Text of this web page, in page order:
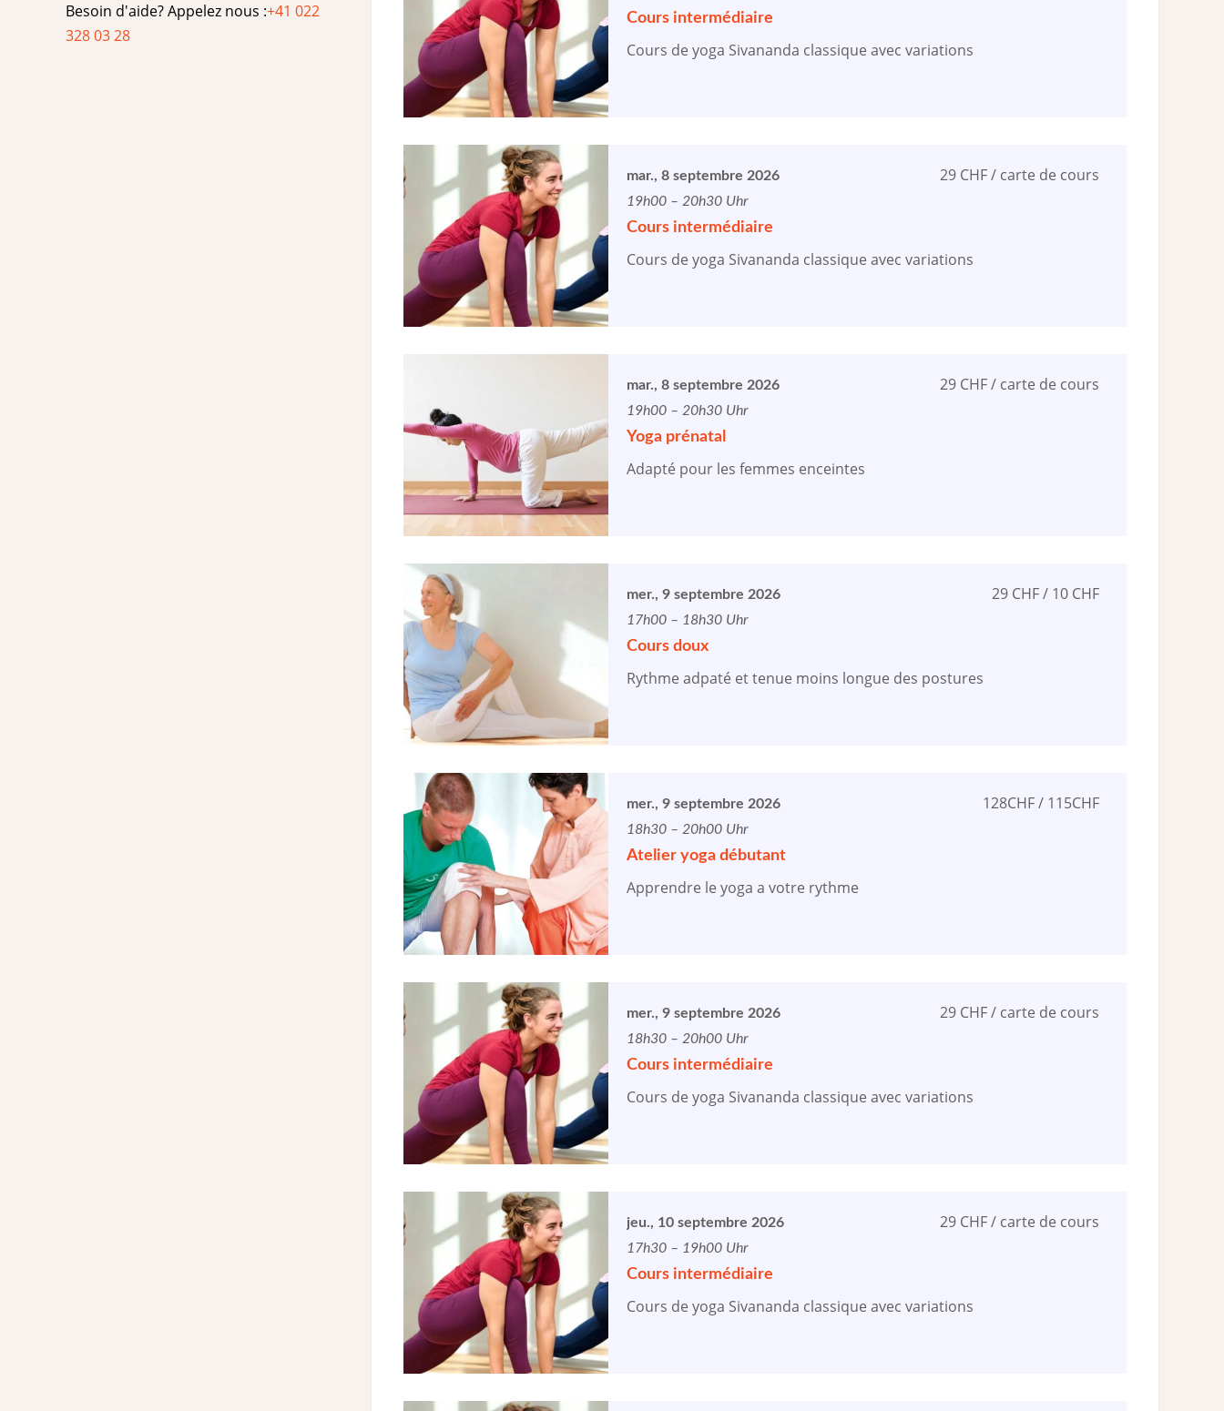
Cours intermédiaire
Cours de yoga Sivananda classique avec variations
mar., 8 septembre 2026 29 CHF / carte de cours
19h00 – 20h30 Uhr
Cours intermédiaire
Cours de yoga Sivananda classique avec variations
mar., 8 septembre 2026 29 CHF / carte de cours
19h00 – 20h30 Uhr
Yoga prénatal
Adapté pour les femmes enceintes
mer., 9 septembre 2026 29 CHF / 10 CHF
17h00 – 18h30 Uhr
Cours doux
Rythme adpaté et tenue moins longue des postures
mer., 9 septembre 2026 128CHF / 115CHF
18h30 – 20h00 Uhr
Atelier yoga débutant
Apprendre le yoga a votre rythme
mer., 9 septembre 2026 29 CHF / carte de cours
18h30 – 20h00 Uhr
Cours intermédiaire
Cours de yoga Sivananda classique avec variations
jeu., 10 septembre 2026 29 CHF / carte de cours
17h30 – 19h00 Uhr
Cours intermédiaire
Cours de yoga Sivananda classique avec variations
Besoin d'aide? Appelez nous :+41 022
328 03 28